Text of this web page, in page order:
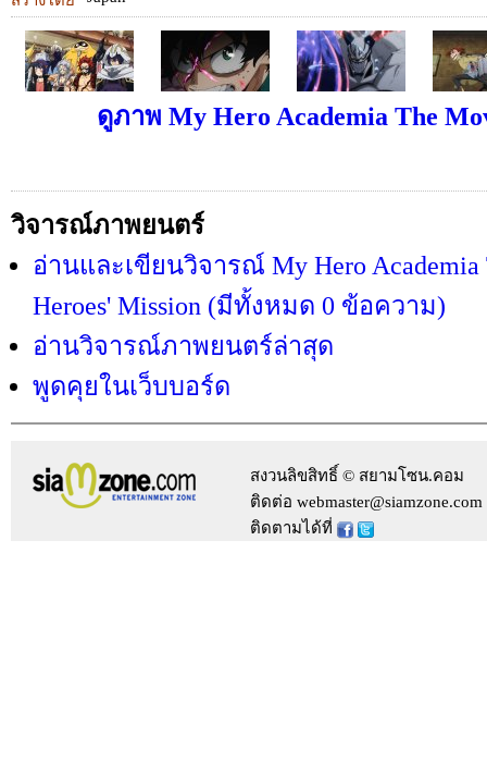
ดูภาพ My Hero Academia The
วิจารณ์ภาพยนตร์
อ่านและเขียนวิจารณ์ My Hero Academia
Heroes' Mission (มีทั้งหมด 0 ข้อความ)
อ่านวิจารณ์ภาพยนตร์ล่าสุด
พูดคุยในเว็บบอร์ด
สงวนลิขสิทธิ์ © สยามโซน.คอม
ติดต่อ webmaster@siamzone.com
ติดตามได้ที่